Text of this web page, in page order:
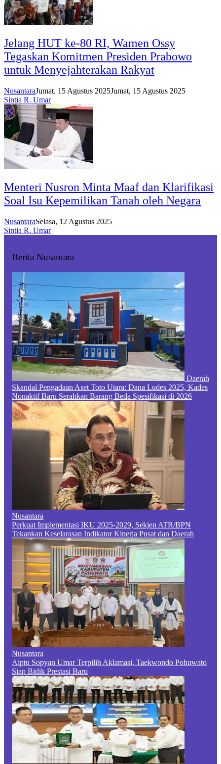
Jelang HUT ke-80 RI, Wamen Ossy
Tegaskan Komitmen Presiden Prabowo
untuk Menyejahterakan Rakyat
NusantaraJumat, 15 Agustus 2025Jumat, 15 Agustus 2025
Sintia R. Umar
Menteri Nusron Minta Maaf dan Klarifikasi
Soal Isu Kepemilikan Tanah oleh Negara
NusantaraSelasa, 12 Agustus 2025
Sintia R. Umar
Berita Nusantara
Daerah
Skandal Pengadaan Aset Toto Utara: Dana Ludes 2025, Kades
Nonaktif Baru Serahkan Barang Beda Spesifikasi di 2026
Nusantara
Perkuat Implementasi IKU 2025-2029, Sekjen ATR/BPN
Tekankan Keselarasan Indikator Kinerja Pusat dan Daerah
Nusantara
Aiptu Sopyan Umar Terpilih Aklamasi, Taekwondo Pohuwato
Siap Bidik Prestasi Baru